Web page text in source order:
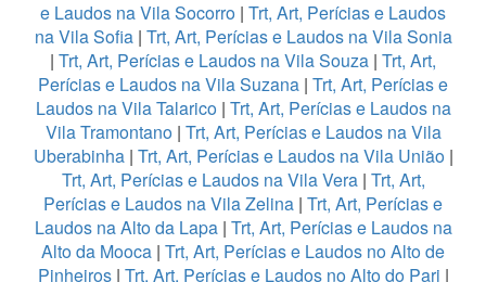
e Laudos na Vila Socorro | Trt, Art, Perícias e Laudos
na Vila Sofia| Trt, Art, Perícias e Laudos na Vila Sonia
| Trt, Art, Perícias e Laudos na Vila Souza | Trt, Art,
Perícias e Laudos na Vila Suzana | Trt, Art, Perícias e
Laudos na Vila Talarico| Trt, Art, Perícias e Laudos na
Vila Tramontano| Trt, Art, Perícias e Laudos na Vila
Uberabinha| Trt, Art, Perícias e Laudos na Vila União|
Trt, Art, Perícias e Laudos na Vila Vera| Trt, Art,
Perícias e Laudos na Vila Zelina | Trt, Art, Perícias e
Laudos na Alto da Lapa| Trt, Art, Perícias e Laudos na
Alto da Mooca | Trt, Art, Perícias e Laudos no Alto de
Pinheiros| Trt, Art, Perícias e Laudos no Alto do Pari |